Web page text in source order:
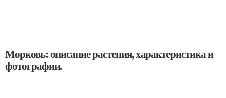
Морковь: описание растения, характеристика и
фотографии.